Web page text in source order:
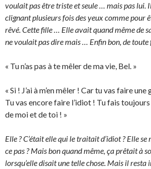
voulait pas être triste et seule … mais pas lui.
clignant plusieurs fois des yeux comme pour
rêvé. Cette fille … Elle avait quand même de
ne voulait pas dire mais … Enfin bon, de toute
« Tu n’as pas à te mêler de ma vie, Bel. »
« Si ! J’ai à m’en mêler ! Car tu vas faire
Tu vas encore faire l’idiot ! Tu fais toujours
de moi et de toi ! »
Elle ? C’était elle qui le traitait d’idiot ? Elle se
ce pas ? Mais bon quand même, ça prêtait à
lorsqu’elle disait une telle chose. Mais il